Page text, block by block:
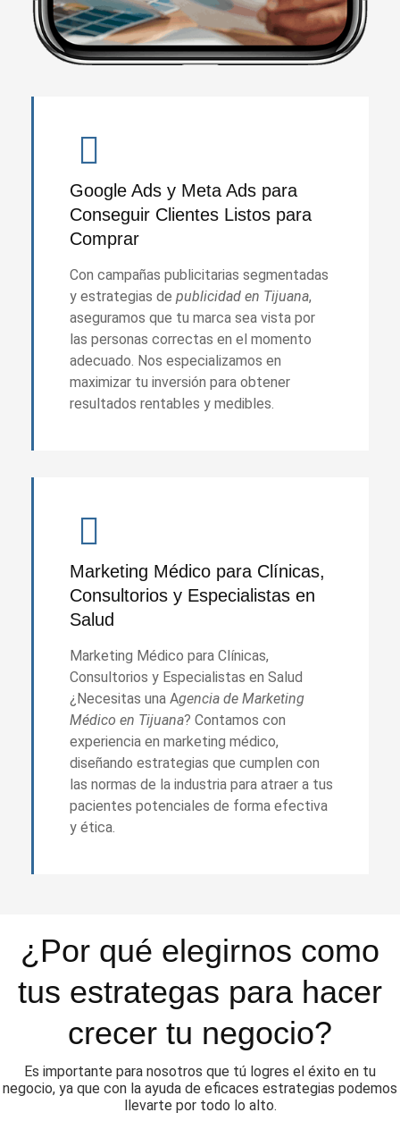
Google Ads y Meta Ads para
Conseguir Clientes Listos para
Comprar
Con campañas publicitarias segmentadas
y estrategias de publicidad en Tijuana,
aseguramos que tu marca sea vista por
las personas correctas en el momento
adecuado. Nos especializamos en
maximizar tu inversión para obtener
resultados rentables y medibles.
Marketing Médico para Clínicas,
Consultorios y Especialistas en
Salud
Marketing Médico para Clínicas,
Consultorios y Especialistas en Salud
¿Necesitas una Agencia de Marketing
Médico en Tijuana? Contamos con
experiencia en marketing médico,
diseñando estrategias que cumplen con
las normas de la industria para atraer a tus
pacientes potenciales de forma efectiva
y ética.
¿Por qué elegirnos como
tus estrategas para hacer
crecer tu negocio?
Es importante para nosotros que tú logres el éxito en tu
negocio, ya que con la ayuda de eficaces estrategias podemos
llevarte por todo lo alto.